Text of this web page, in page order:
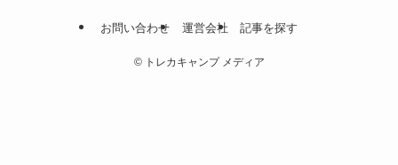
お問い合わせ 運営会社 記事を探す
©トレカキャンプ メディア